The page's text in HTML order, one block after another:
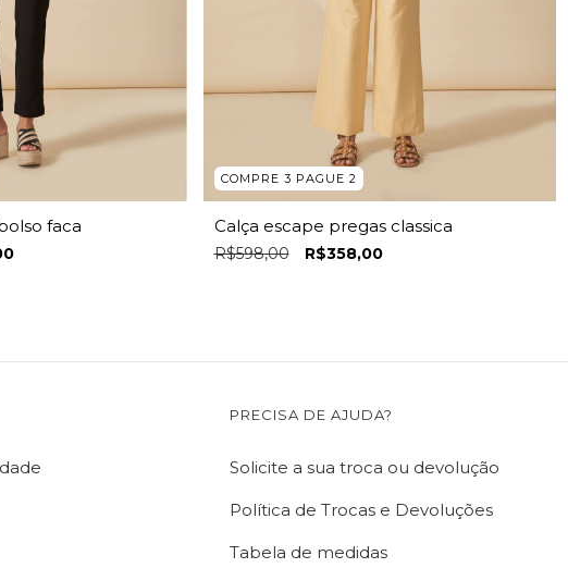
faca
COMPRE 3 PAGUE 2
Calça escape pregas classica
R$598,00 R$358,00
PRECISA DE AJUDA?
Solicite a sua troca ou devolução
Política de Trocas e Devoluções
Tabela de medidas